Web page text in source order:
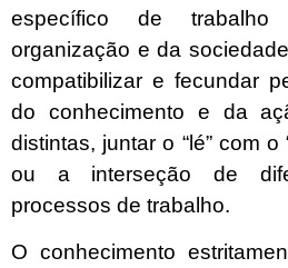
específico de
organização e da
compatibilizar e fecundar
do conhecimento e da
distintas, juntar o “lé” com o
ou a interseção de
processos de trabalho.
O conhecimento